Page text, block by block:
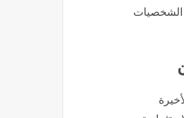
الشخصيات